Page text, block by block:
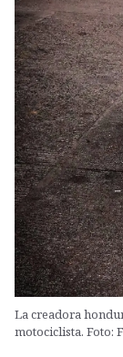
La creadora
motociclista. Foto: